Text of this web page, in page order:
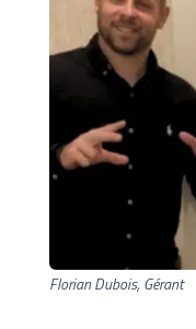
Florian Dubois, Gérant